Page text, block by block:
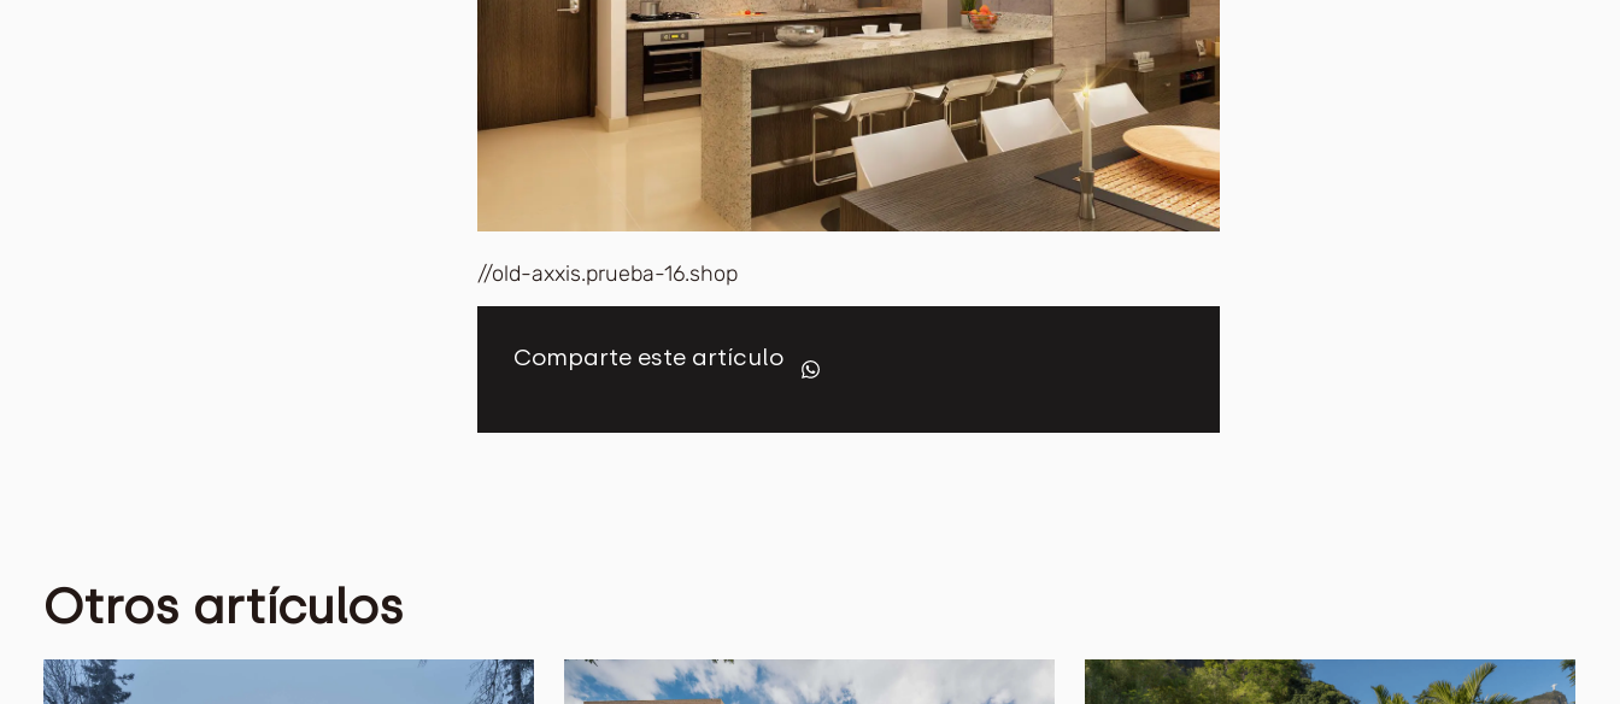
//old-axxis.prueba-16.shop
Comparte este artículo
Otros artículos